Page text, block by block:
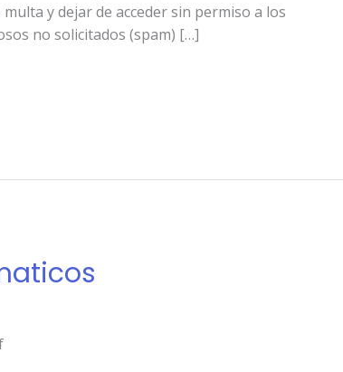
y dejar de acceder sin permiso a los
no solicitados (spam) […]